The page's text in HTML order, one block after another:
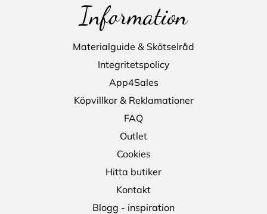
Information
Materialguide & Skötselråd
Integritetspolicy
App4Sales
Köpvillkor & Reklamationer
FAQ
Outlet
Cookies
Hitta butiker
Kontakt
Blogg - inspiration